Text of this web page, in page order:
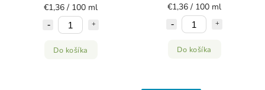
€1,36 / 100 ml
Do košíka
€1,36 / 100 ml
Do košíka